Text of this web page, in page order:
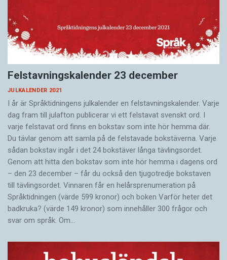
Felstavningskalender 23 december
JULKALENDER 2021
I år är Språktidningens julkalender en felstavningskalender. Varje
dag fram till julafton publicerar vi ett felstavat svenskt ord. I
varje felstavat ord finns en bokstav som inte hör hemma där.
Du tävlar genom att samla på de felstavade bokstäverna. Varje
sådan bokstav ingår i det 24 bokstäver långa tävlingsordet.
Genom att hitta den bokstav som inte hör hemma i dagens ord
– den 23 december – får du också den tjugotredje bokstaven
till tävlingsordet. Vinnaren får en helårsprenumeration på
Språktidningen (värde 599 kronor) och boken Varför heter det
badkruka? (värde 149 kronor) som innehåller 300 frågor och
svar om språk. Om…